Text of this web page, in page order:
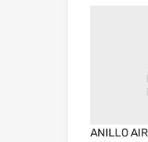
ANILLO